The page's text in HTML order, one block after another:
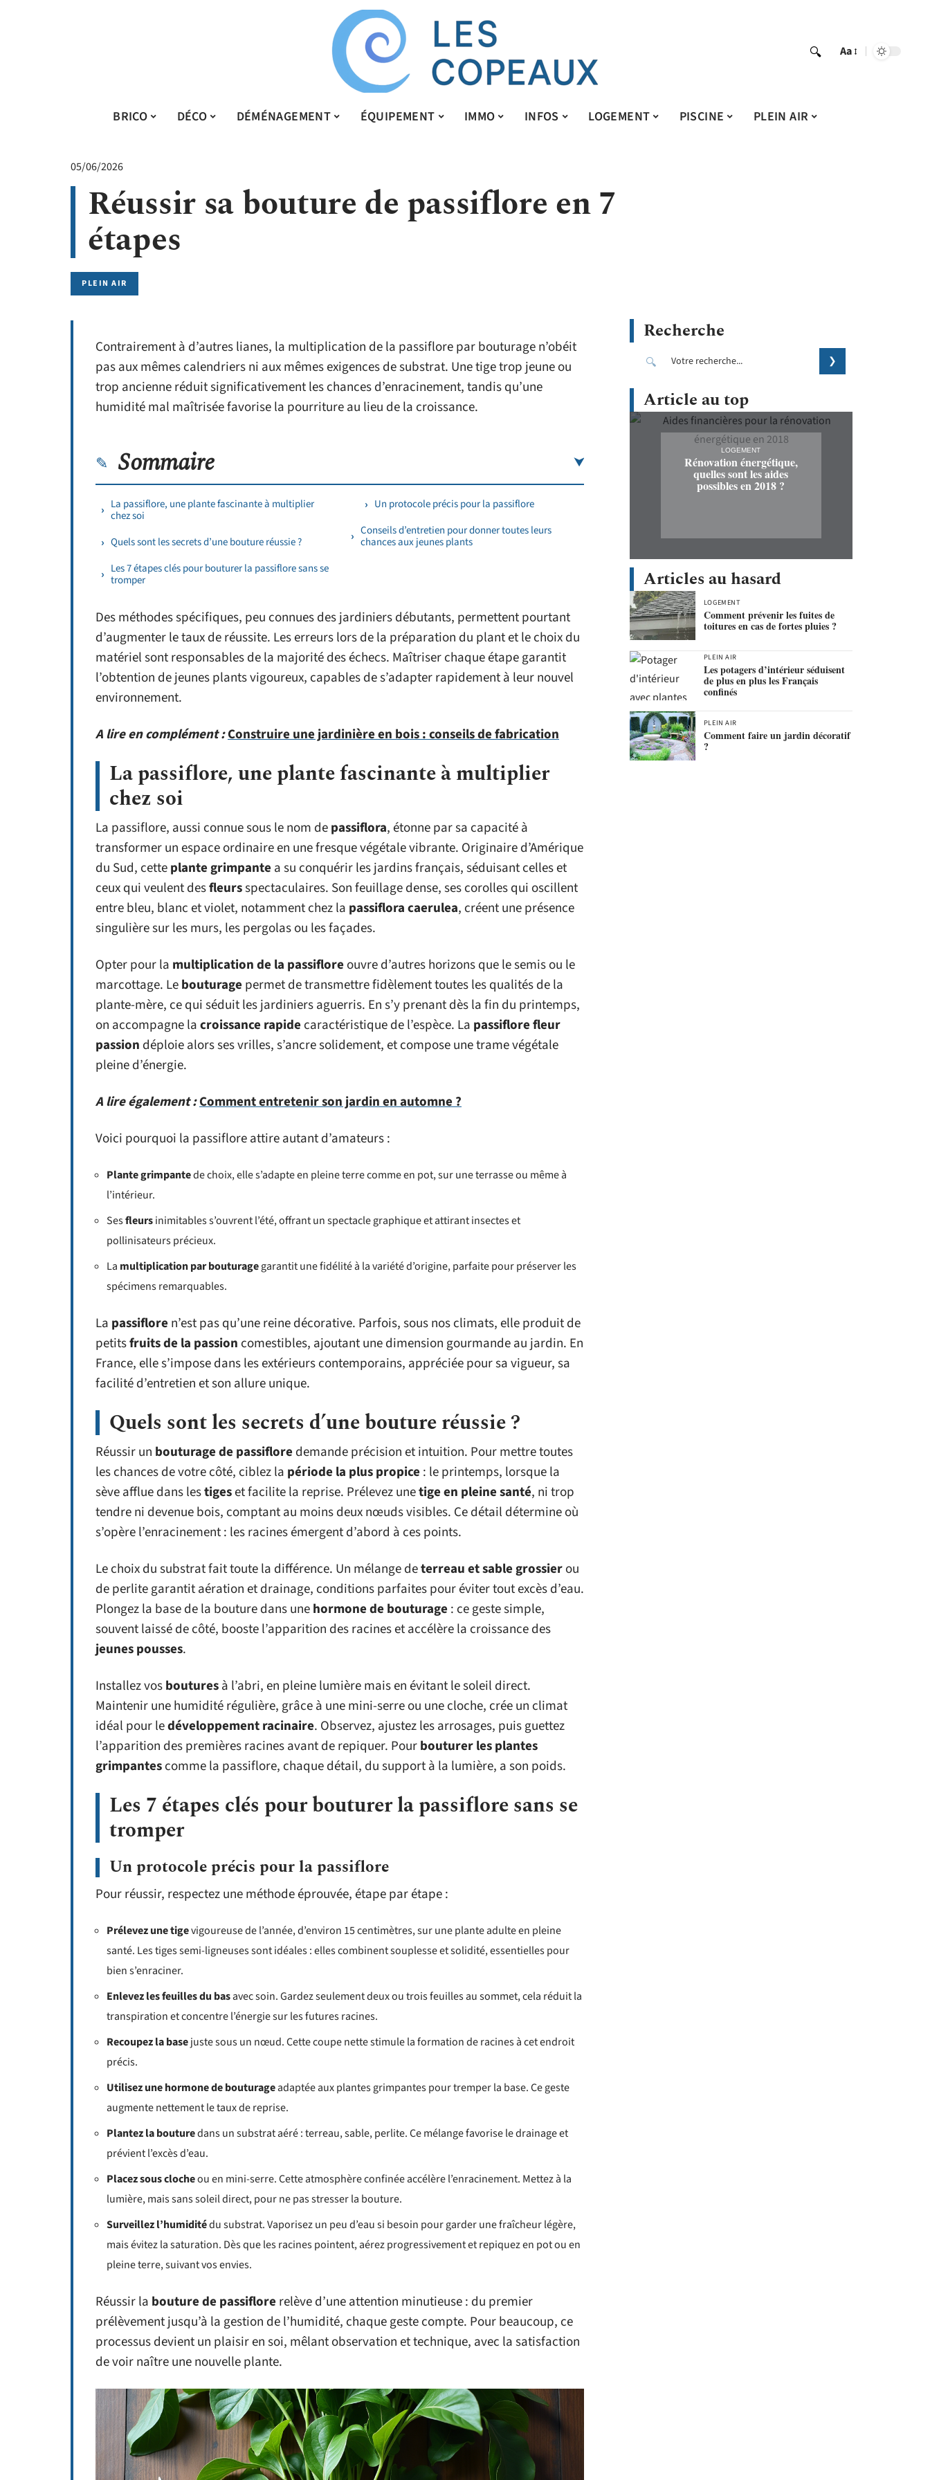
Aa
BRICO DÉCO DÉMÉNAGEMENT ÉQUIPEMENT IMMO INFOS LOGEMENT PISCINE PLEIN AIR
05/06/2026
Réussir sa bouture de passiflore en 7
étapes
PLEIN AIR
Contrairement à d’autres lianes, la multiplication de la passiflore par bouturage n’obéit
pas aux mêmes calendriers ni aux mêmes exigences de substrat. Une tige trop jeune ou
trop ancienne réduit significativement les chances d’enracinement, tandis qu’une
humidité mal maîtrisée favorise la pourriture au lieu de la croissance.
Sommaire
La passiflore, une plante fascinante à multiplier
chez soi
Quels sont les secrets d’une bouture réussie ?
Les 7 étapes clés pour bouturer la passiflore sans se
tromper
Un protocole précis pour la passiflore
Conseils d’entretien pour donner toutes leurs
chances aux jeunes plants
Des méthodes spécifiques, peu connues des jardiniers débutants, permettent pourtant
d’augmenter le taux de réussite. Les erreurs lors de la préparation du plant et le choix du
matériel sont responsables de la majorité des échecs. Maîtriser chaque étape garantit
l’obtention de jeunes plants vigoureux, capables de s’adapter rapidement à leur nouvel
environnement.
A lire en complément :Construire une jardinière en bois : conseils de fabrication
La passiflore, une plante fascinante à multiplier
chez soi
La passiflore, aussi connue sous le nom depassiflora, étonne par sa capacité à
transformer un espace ordinaire en une fresque végétale vibrante. Originaire d’Amérique
du Sud, cetteplante grimpante a su conquérir les jardins français, séduisant celles et
ceux qui veulent desfleursspectaculaires. Son feuillage dense, ses corolles qui oscillent
entre bleu, blanc et violet, notamment chez la passiflora caerulea, créent une présence
singulière sur les murs, les pergolas ou les façades.
Opter pour la multiplication de la passiflore ouvre d’autres horizons que le semis ou le
marcottage. Lebouturage permet de transmettre fidèlement toutes les qualités de la
plante-mère, ce qui séduit les jardiniers aguerris. En s’y prenant dès la fin du printemps,
on accompagne lacroissance rapide caractéristique de l’espèce. La passiflore fleur
passion déploie alors ses vrilles, s’ancre solidement, et compose une trame végétale
pleine d’énergie.
A lire également :Comment entretenir son jardin en automne ?
Voici pourquoi la passiflore attire autant d’amateurs :
Plante grimpantede choix, elle s’adapte en pleine terre comme en pot, sur une terrasse ou même à
l’intérieur.
Sesfleursinimitables s’ouvrent l’été, offrant un spectacle graphique et attirant insectes et
pollinisateurs précieux.
La multiplication par bouturagegarantit une fidélité à la variété d’origine, parfaite pour préserver les
spécimens remarquables.
La passiflore n’est pas qu’une reine décorative. Parfois, sous nos climats, elle produit de
petitsfruits de la passion comestibles, ajoutant une dimension gourmande au jardin. En
France, elle s’impose dans les extérieurs contemporains, appréciée pour sa vigueur, sa
facilité d’entretien et son allure unique.
Quels sont les secrets d’une bouture réussie ?
Réussir un bouturage de passiflore demande précision et intuition. Pour mettre toutes
les chances de votre côté, ciblez la période la plus propice : le printemps, lorsque la
sève afflue dans lestigeset facilite la reprise. Prélevez unetige en pleine santé, ni trop
tendre ni devenue bois, comptant au moins deux nœuds visibles. Ce détail détermine où
s’opère l’enracinement : les racines émergent d’abord à ces points.
Le choix du substrat fait toute la différence. Un mélange deterreau et sable grossierou
de perlite garantit aération et drainage, conditions parfaites pour éviter tout excès d’eau.
Plongez la base de la bouture dans unehormone de bouturage : ce geste simple,
souvent laissé de côté, booste l’apparition des racines et accélère la croissance des
jeunes pousses.
Installez vosbouturesà l’abri, en pleine lumière mais en évitant le soleil direct.
Maintenir une humidité régulière, grâce à une mini-serre ou une cloche, crée un climat
idéal pour ledéveloppement racinaire. Observez, ajustez les arrosages, puis guettez
l’apparition des premières racines avant de repiquer. Pourbouturer les plantes
grimpantescomme la passiflore, chaque détail, du support à la lumière, a son poids.
Les 7 étapes clés pour bouturer la passiflore sans se
tromper
Un protocole précis pour la passiflore
Pour réussir, respectez une méthode éprouvée, étape par étape :
Prélevez une tigevigoureuse de l’année, d’environ 15 centimètres, sur une plante adulte en pleine
santé. Les tiges semi-ligneuses sont idéales : elles combinent souplesse et solidité, essentielles pour
bien s’enraciner.
Enlevez les feuilles du basavec soin. Gardez seulement deux ou trois feuilles au sommet, cela réduit la
transpiration et concentre l’énergie sur les futures racines.
Recoupez la basejuste sous un nœud. Cette coupe nette stimule la formation de racines à cet endroit
précis.
Utilisez une hormone de bouturageadaptée aux plantes grimpantes pour tremper la base. Ce geste
augmente nettement le taux de reprise.
Plantez la bouturedans un substrat aéré : terreau, sable, perlite. Ce mélange favorise le drainage et
prévient l’excès d’eau.
Placez sous clocheou en mini-serre. Cette atmosphère confinée accélère l’enracinement. Mettez à la
lumière, mais sans soleil direct, pour ne pas stresser la bouture.
Surveillez l’humiditédu substrat. Vaporisez un peu d’eau si besoin pour garder une fraîcheur légère,
mais évitez la saturation. Dès que les racines pointent, aérez progressivement et repiquez en pot ou en
pleine terre, suivant vos envies.
Réussir la bouture de passiflore relève d’une attention minutieuse : du premier
prélèvement jusqu’à la gestion de l’humidité, chaque geste compte. Pour beaucoup, ce
processus devient un plaisir en soi, mêlant observation et technique, avec la satisfaction
de voir naître une nouvelle plante.
Recherche
Article au top
LOGEMENT
Rénovation énergétique,
quelles sont les aides
possibles en 2018 ?
Articles au hasard
LOGEMENT
Comment prévenir les fuites de
toitures en cas de fortes pluies ?
PLEIN AIR
Les potagers d’intérieur séduisent
de plus en plus les Français
confinés
PLEIN AIR
Comment faire un jardin décoratif
?